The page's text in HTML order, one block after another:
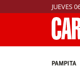
JUEVES
PAMPITA